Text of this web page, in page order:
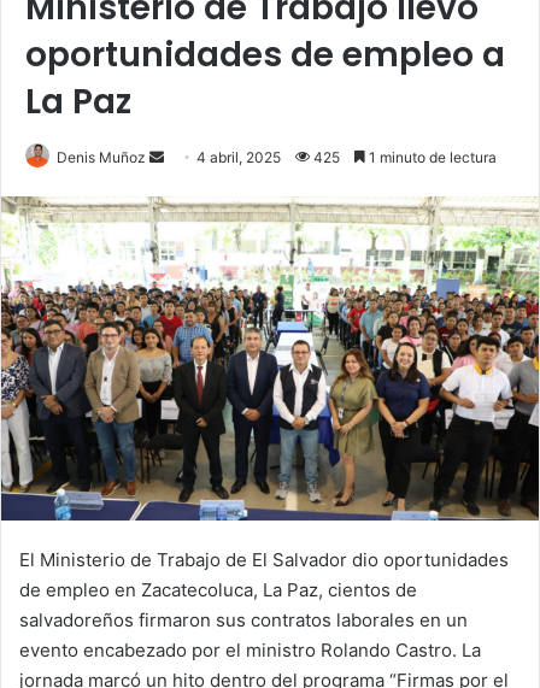
oportunidades de empleo a
La Paz
Denis Muñoz
Send
email
4 abril, 2025 425 1 minuto de lectura
El Ministerio de Trabajo de El Salvador dio oportunidades
de empleo en Zacatecoluca, La Paz, cientos de
salvadoreños firmaron sus contratos laborales en un
evento encabezado por el ministro Rolando Castro. La
jornada marcó un hito dentro del programa “Firmas por el